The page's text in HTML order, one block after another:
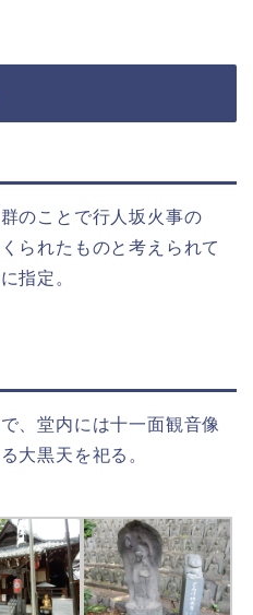
のことで行人坂火事の
られたものと考えられて
指定。
、堂内には十一面観音像
大黒天を祀る。